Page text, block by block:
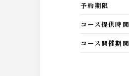
予約期限
コース提供時間
コース開催期間